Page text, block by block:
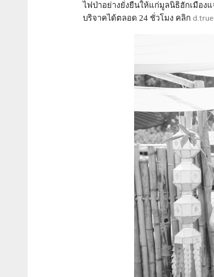
ไฟป่าอย่างยั่งยืนให้แก่มูลนิธิฮักเมือง
บริจาคได้ตลอด 24 ชั่วโมง คลิก